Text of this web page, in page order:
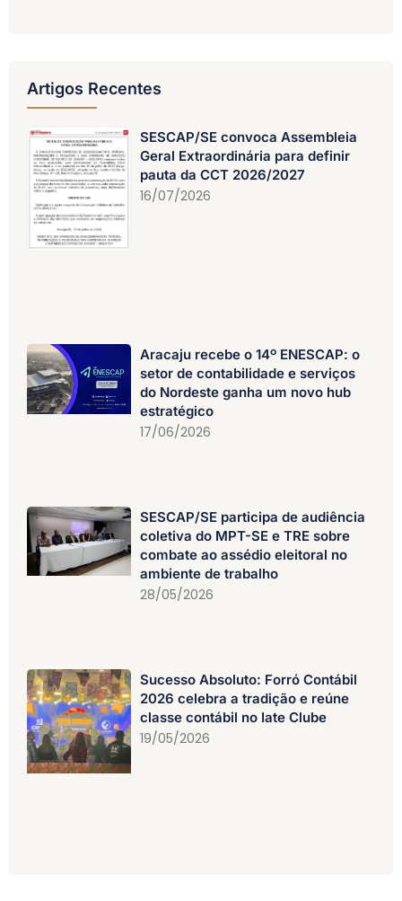
Artigos Recentes
SESCAP/SE convoca Assembleia
Geral Extraordinária para definir
pauta da CCT 2026/2027
16/07/2026
Aracaju recebe o 14º ENESCAP: o
setor de contabilidade e serviços
do Nordeste ganha um novo hub
estratégico
17/06/2026
SESCAP/SE participa de audiência
coletiva do MPT-SE e TRE sobre
combate ao assédio eleitoral no
ambiente de trabalho
28/05/2026
Sucesso Absoluto: Forró Contábil
2026 celebra a tradição e reúne
classe contábil no Iate Clube
19/05/2026